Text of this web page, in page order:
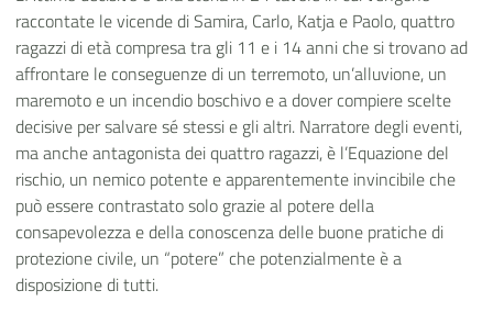
raccontate le vicende di Samira, Carlo, Katja e Paolo, quattro
ragazzi di età compresa tra gli 11 e i 14 anni che si trovano ad
affrontare le conseguenze di un terremoto, un’alluvione, un
maremoto e un incendio boschivo e a dover compiere scelte
decisive per salvare sé stessi e gli altri. Narratore degli eventi,
ma anche antagonista dei quattro ragazzi, è l’Equazione del
rischio, un nemico potente e apparentemente invincibile che
può essere contrastato solo grazie al potere della
consapevolezza e della conoscenza delle buone pratiche di
protezione civile, un “potere” che potenzialmente è a
disposizione di tutti.